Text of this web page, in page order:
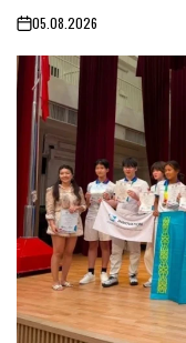
on05.08.2026